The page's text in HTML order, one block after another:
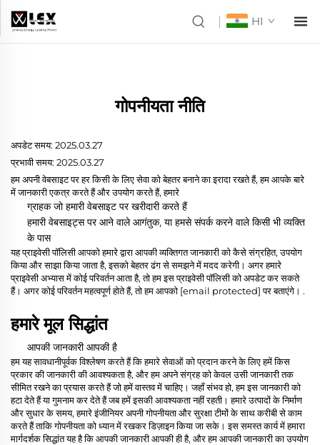
HI
गोपनीयता नीति
अपडेट समय: 2025.03.27
प्रभावी समय: 2025.03.27
हम अपनी वेबसाइट पर हर किसी के लिए सेवा को बेहतर बनाने का इरादा रखते हैं, हम आपके बारे
में जानकारी एकत्र करते हैं और उपयोग करते हैं, हमारे
ग्राहक जो हमारी वेबसाइट पर खरीदारी करते हैं
हमारी वेबसाइट्स पर आने वाले आगंतुक, या हमसे संपर्क करने वाले किसी भी व्यक्ति
के पास
यह प्राइवेसी पॉलिसी आपको हमारे द्वारा आपकी व्यक्तिगत जानकारी को कैसे संग्रहित, उपयोग
किया और साझा किया जाता है, इसको बेहतर ढंग से समझने में मदद करेगी। अगर हमारे
प्राइवेसी अभ्यास में कोई परिवर्तन आता है, तो हम इस प्राइवेसी पॉलिसी को अपडेट कर सकते
हैं। अगर कोई परिवर्तन महत्वपूर्ण होते हैं, तो हम आपको [email protected]पर बताएंगे। .
हमारे मूल सिद्धांत
आपकी जानकारी आपकी है
हम यह सावधानीपूर्वक विश्लेषण करते हैं कि हमारे सेवाओं को प्रदान करने के लिए हमें किस
प्रकार की जानकारी की आवश्यकता है, और हम अपने संग्रह को केवल उसी जानकारी तक
सीमित रखने का प्रयास करते हैं जो हमें वास्तव में चाहिए। जहाँ संभव हो, हम इस जानकारी को
हटा देते हैं या गुमनाम कर देते हैं जब हमें इसकी आवश्यकता नहीं रहती। हमारे उत्पादों के निर्माण
और सुधार के समय, हमारे इंजीनियर अपनी गोपनीयता और सुरक्षा टीमों के साथ करीबी से काम
करते हैं ताकि गोपनीयता को ध्यान में रखकर डिज़ाइन किया जा सके। इस समस्त कार्य में हमारा
मार्गदर्शक सिद्धांत यह है कि आपकी जानकारी आपकी ही है, और हम आपकी जानकारी का उपयोग